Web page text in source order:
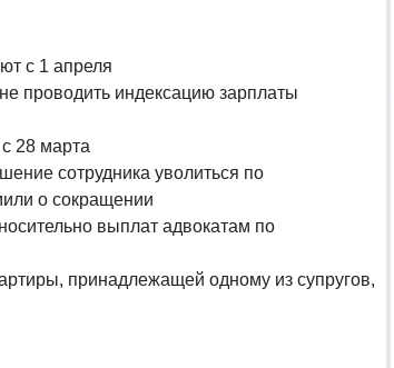
с 1 апреля
проводить индексацию зарплаты
28 марта
сотрудника уволиться по
о сокращении
выплат адвокатам по
принадлежащей одному из супругов,